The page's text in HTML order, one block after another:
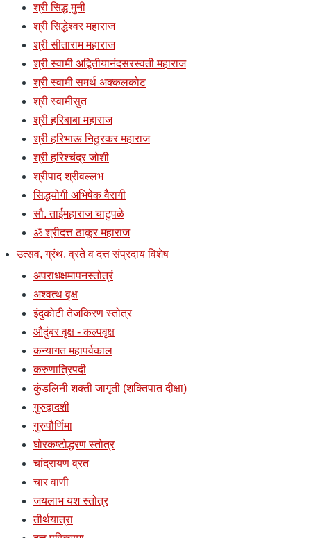
श्री सिद्ध मुनी
श्री सिद्धेश्वर महाराज
श्री सीताराम महाराज
श्री स्वामी अद्वितीयानंदसरस्वती महाराज
श्री स्वामी समर्थ अक्कलकोट
श्री स्वामीसुत
श्री हरिबाबा महाराज
श्री हरिभाऊ निठुरकर महाराज
श्री हरिश्चंद्र जोशी
श्रीपाद श्रीवल्लभ
सिद्धयोगी अभिषेक वैरागी
सौ. ताईमहाराज चाटुपळे
ॐ श्रीदत्त ठाकूर महाराज
उत्सव, ग्रंथ, व्रते व दत्त संप्रदाय विशेष
अपराधक्षमापनस्तोत्रं
अश्वत्थ वृक्ष
इंदुकोटी तेजकिरण स्तोत्र
औदुंबर वृक्ष - कल्पवृक्ष
कन्यागत महापर्वकाल
करुणात्रिपदी
कुंडलिनी शक्ती जागृती (शक्तिपात दीक्षा)
गुरुद्वादशी
गुरुपौर्णिमा
घोरकष्टोद्धरण स्तोत्र
चांद्रायण व्रत
चार वाणी
जयलाभ यश स्तोत्र
तीर्थयात्रा